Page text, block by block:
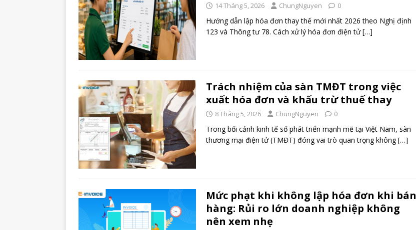
14 Tháng 5, 2026 ChungNguyen 0
Hướng dẫn lập hóa đơn thay thế mới nhất 2026 theo Nghị định
123 và Thông tư 78. Cách xử lý hóa đơn điện tử[…]
Trách nhiệm của sàn TMĐT trong việc
xuất hóa đơn và khấu trừ thuế thay
8 Tháng 5, 2026 ChungNguyen 0
Trong bối cảnh kinh tế số phát triển mạnh mẽ tại Việt Nam, sàn
thương mại điện tử (TMĐT) đóng vai trò quan trọng không[…]
Mức phạt khi không lập hóa đơn khi bán
hàng: Rủi ro lớn doanh nghiệp không
nên xem nhẹ